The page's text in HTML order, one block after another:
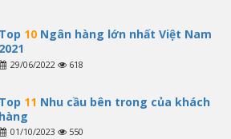
Top 10Ngân hàng lớn nhất Việt Nam
2021
29/06/2022 618
Top 11 Nhu cầu bên trong của khách
hàng
01/10/2023 550